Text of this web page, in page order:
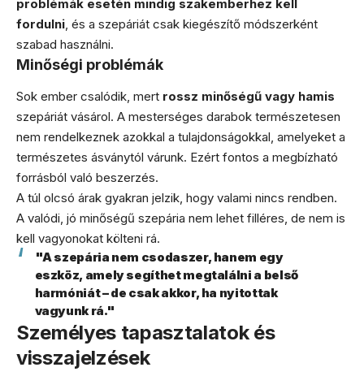
problémák esetén mindig szakemberhez kell
fordulni, és a szepáriát csak kiegészítő módszerként
szabad használni.
Minőségi problémák
Sok ember csalódik, mert rossz minőségű vagy hamis
szepáriát vásárol. A mesterséges darabok természetesen
nem rendelkeznek azokkal a tulajdonságokkal, amelyeket a
természetes ásványtól várunk. Ezért fontos a megbízható
forrásból való beszerzés.
A túl olcsó árak gyakran jelzik, hogy valami nincs rendben.
A valódi, jó minőségű szepária nem lehet filléres, de nem is
kell vagyonokat költeni rá.
"A szepária nem csodaszer, hanem egy
eszköz, amely segíthet megtalálni a belső
harmóniát – de csak akkor, ha nyitottak
vagyunk rá."
Személyes tapasztalatok és
visszajelzések